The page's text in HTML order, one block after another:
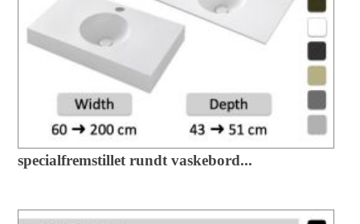
specialfremstillet rundt vaskebord...